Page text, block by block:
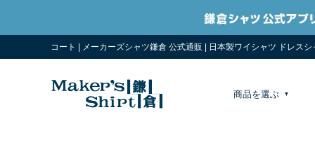
コート | メーカーズシャツ鎌倉 公式通販 | 日本製ワイシャツ ドレス
商品を選ぶ